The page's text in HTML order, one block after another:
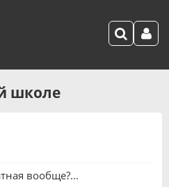
школе
вообще?...